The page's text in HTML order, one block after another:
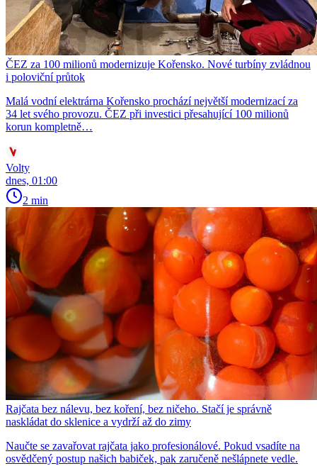
ČEZ za 100 milionů modernizuje Kořensko. Nové turbíny zvládnou
i poloviční průtok
Malá vodní elektrárna Kořensko prochází největší modernizací za
34 let svého provozu. ČEZ při investici přesahující 100 milionů
korun kompletně…
Volty
dnes, 01:00
2 min
Rajčata bez nálevu, bez koření, bez ničeho. Stačí je správně
naskládat do sklenice a vydrží až do zimy
Naučte se zavařovat rajčata jako profesionálové. Pokud vsadíte na
osvědčený postup našich babiček, pak zaručeně nešlápnete vedle.